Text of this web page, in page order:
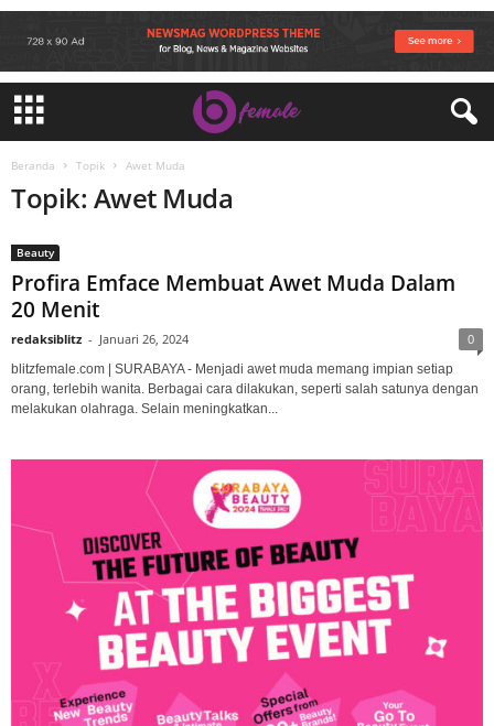
Beranda Topik Awet Muda
Topik: Awet Muda
Beauty
Profira Emface Membuat Awet Muda Dalam
20 Menit
redaksiblitz - Januari 26, 2024 0
blitzfemale.com | SURABAYA - Menjadi awet muda memang impian setiap
orang, terlebih wanita. Berbagai cara dilakukan, seperti salah satunya dengan
melakukan olahraga. Selain meningkatkan...